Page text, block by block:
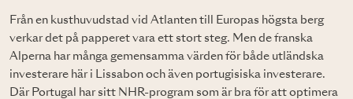
Från en kusthuvudstad vid Atlanten till Europas högsta berg
verkar det på papperet vara ett stort steg. Men de franska
Alperna har många gemensamma värden för både utländska
investerare här i Lissabon och även portugisiska investerare.
Där Portugal har sitt NHR-program som är bra för att optimera